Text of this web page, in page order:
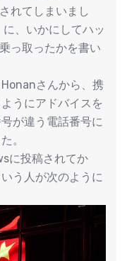
れてしまいまし
、いかにしてハッ
っ取ったかを書い
さんから、携
うにアドバイスを
が違う電話番号に
。
に投稿されてか
う人が次のように